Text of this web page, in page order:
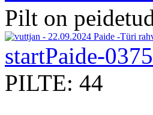
Pilt on
startPaide-0375
PILTE: 44